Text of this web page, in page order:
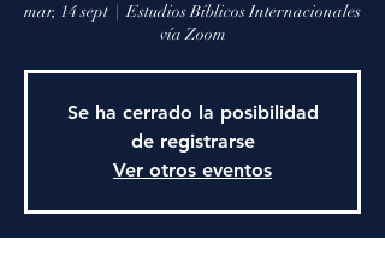
mar, 14 sept
  |
Estudios Bíblicos Internacionales
vía Zoom
Se ha cerrado la posibilidad
de registrarse
Ver otros eventos